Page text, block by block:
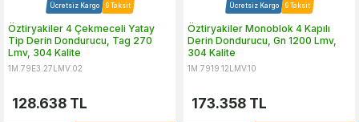
Ücretsiz Kargo 9 Taksit
Öztiryakiler 4 Çekmeceli Yatay
Tip Derin Dondurucu, Tag 270
Lmv, 304 Kalite
1M.79E3.27LMV.02
128.638 TL
Ücretsiz Kargo 9 Taksit
Öztiryakiler Monoblok 4 Kapılı
Derin Dondurucu, Gn 1200 Lmv,
304 Kalite
1M.7919.12LMV.10
173.358 TL